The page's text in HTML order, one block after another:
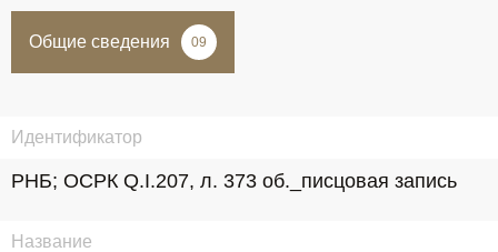
Общие сведения 09
Идентификатор
РНБ; ОСРК Q.I.207, л. 373 об._писцовая запись
Название